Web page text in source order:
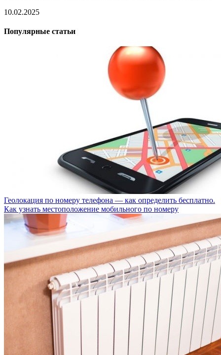
10.02.2025
Популярные статьи
Геолокация по номеру телефона — как определить бесплатно.
Как узнать местоположение мобильного по номеру